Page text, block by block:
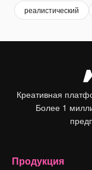
реалистический
Креативная
Более 1
Продукция